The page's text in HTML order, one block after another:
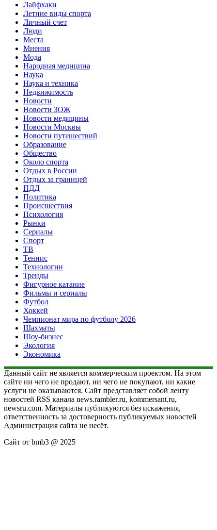
Лайфхаки
Летние виды спорта
Личный счет
Люди
Места
Мнения
Мода
Народная медицина
Наука
Наука и техника
Недвижимость
Новости
Новости ЗОЖ
Новости медицины
Новости Москвы
Новости путешествий
Образование
Общество
Около спорта
Отдых в России
Отдых за границей
ПДД
Политика
Происшествия
Психология
Рынки
Сериалы
Спорт
ТВ
Теннис
Технологии
Тренды
Фигурное катание
Фильмы и сериалы
Футбол
Хоккей
Чемпионат мира по футболу 2026
Шахматы
Шоу-бизнес
Экология
Экономика
Данный сайт не является коммерческим проектом. На этом
сайте ни чего не продают, ни чего не покупают, ни какие
услуги не оказываются. Сайт представляет собой ленту
новостей RSS канала news.rambler.ru, kommersant.ru,
newsru.com. Материалы публикуются без искажения,
ответственность за достоверность публикуемых новостей
Администрация сайта не несёт.
Сайт от bmb3 @ 2025